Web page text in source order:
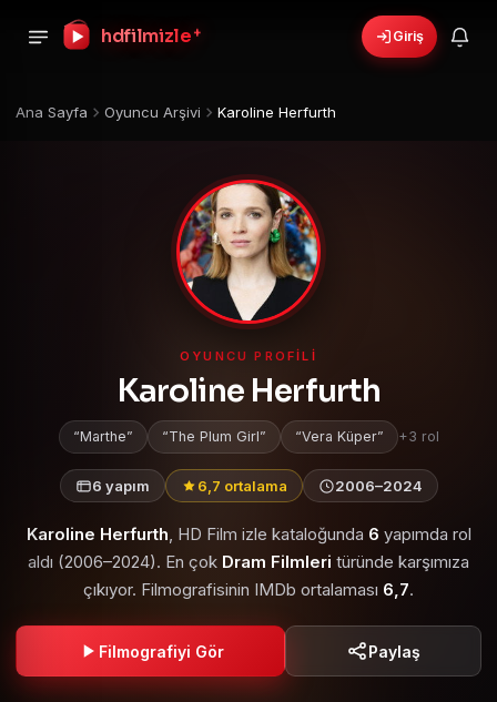
hdfilmizle + Giriş
Ana Sayfa Oyuncu Arşivi Karoline Herfurth
OYUNCU PROFILI
Karoline Herfurth
Marthe The Plum Girl Vera Küper +3 rol
6 yapım 6,7 ortalama 2006–2024
Karoline Herfurth, HD Film izle kataloğunda 6 yapımda rol
aldı (2006–2024). En çok Dram Filmleri türünde karşımıza
çıkıyor. Filmografisinin IMDb ortalaması 6,7.
Filmografiyi Gör Paylaş